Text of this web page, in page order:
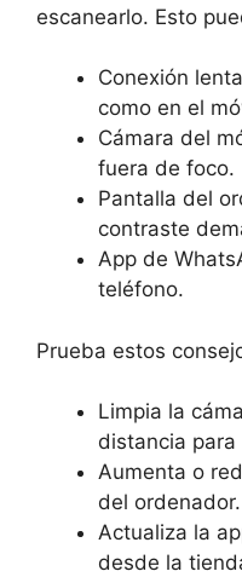
escanearlo. Esto
Conexión
como en el
Cámara del
fuera de foco.
Pantalla del
contraste
App de
teléfono.
Prueba estos
Limpia la
distancia para
Aumenta o
del ordenador.
Actualiza la
desde la